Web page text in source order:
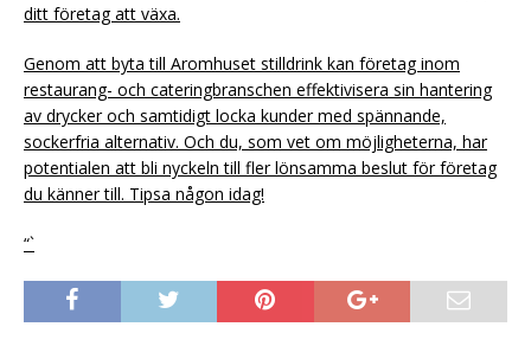
ditt företag att växa.
Genom att byta till Aromhuset stilldrink kan företag inom
restaurang- och cateringbranschen effektivisera sin hantering
av drycker och samtidigt locka kunder med spännande,
sockerfria alternativ. Och du, som vet om möjligheterna, har
potentialen att bli nyckeln till fler lönsamma beslut för företag
du känner till. Tipsa någon idag!
“`